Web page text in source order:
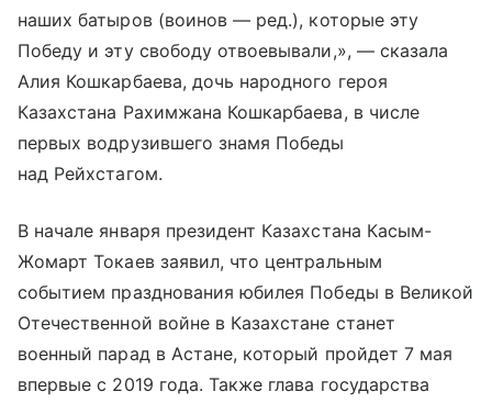
наших батыров (воинов — ред.), которые эту
Победу и эту свободу отвоевывали,», — сказала
Алия Кошкарбаева, дочь народного героя
Казахстана Рахимжана Кошкарбаева, в числе
первых водрузившего знамя Победы
над Рейхстагом.
В начале января президент Казахстана Касым-
Жомарт Токаев заявил, что центральным
событием празднования юбилея Победы в Великой
Отечественной войне в Казахстане станет
военный парад в Астане, который пройдет 7 мая
впервые с 2019 года. Также глава государства